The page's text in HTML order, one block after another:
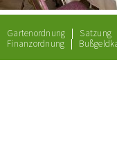
Gartenordnung Satzung
Finanzordnung